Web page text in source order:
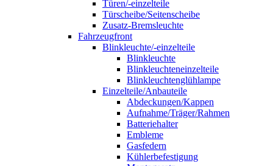
Türen/-einzelteile
Türscheibe/Seitenscheibe
Zusatz-Bremsleuchte
Fahrzeugfront
Blinkleuchte/-einzelteile
Blinkleuchte
Blinkleuchteneinzelteile
Blinkleuchtenglühlampe
Einzelteile/Anbauteile
Abdeckungen/Kappen
Aufnahme/Träger/Rahmen
Batteriehalter
Embleme
Gasfedern
Kühlerbefestigung